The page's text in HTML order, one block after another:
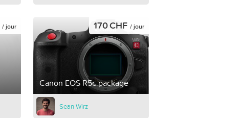
/ jour
Canon EOS R5c package
170 CHF / jour
Sean Wirz